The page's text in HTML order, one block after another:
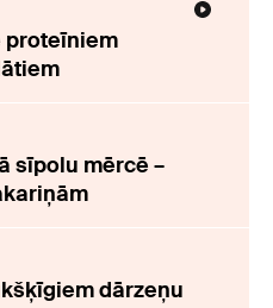
proteīniem
sīpolu mērcē –
dārzeņu